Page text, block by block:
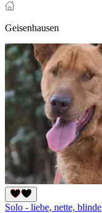
Geisenhausen
Solo - liebe, nette, blinde